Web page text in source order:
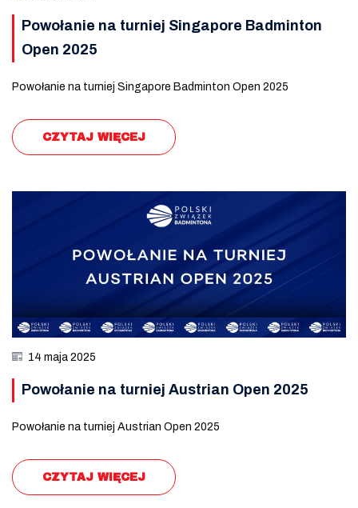
Powołanie na turniej Singapore Badminton
Open 2025
Powołanie na turniej Singapore Badminton Open 2025
CZYTAJ WIĘCEJ
14 maja 2025
Powołanie na turniej Austrian Open 2025
Powołanie na turniej Austrian Open 2025
CZYTAJ WIĘCEJ